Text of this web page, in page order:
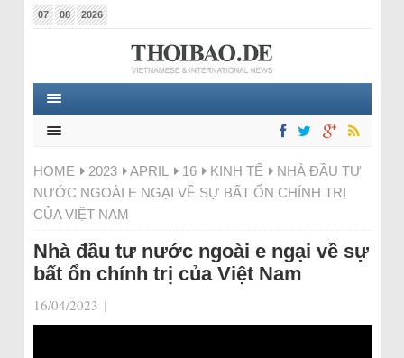
07 08 2026
HOME 2023 APRIL 16 KINH TẾ
NHÀ ĐẦU TƯ
NƯỚC NGOÀI E NGẠI VỀ SỰ BẤT ỔN CHÍNH TRỊ
CỦA VIỆT NAM
Nhà đầu tư nước ngoài e ngại về sự
bất ổn chính trị của Việt Nam
16/04/2023 |